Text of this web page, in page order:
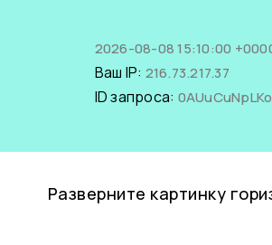
2026-08-08 15:10:00
Ваш IP: 216.73.217.37
ID запроса:
Разверните картинку